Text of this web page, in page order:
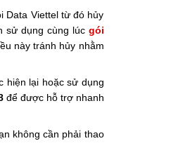
Data Viettel từ đó hủy
sử dụng cùng lúc gói
này tránh hủy nhằm
hiện lại hoặc sử dụng
để được hỗ trợ nhanh
không cần phải thao